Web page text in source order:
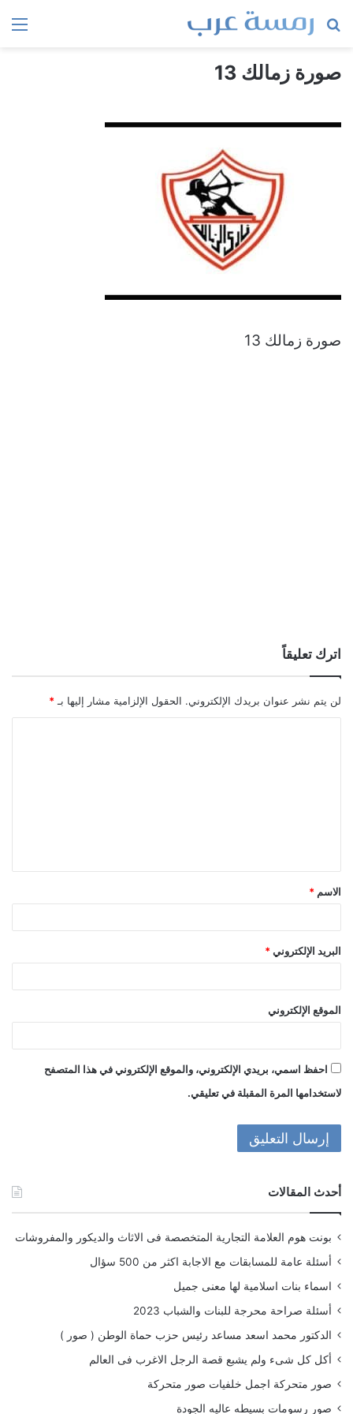
بحث
صورة زمالك 13
صورة زمالك 13
اترك تعليقاً
لن يتم نشر عنوان بريدك الإلكتروني. الحقول الإلزامية مشار إليها بـ *
ق
*
الاسم *
البريد الإلكتروني *
الموقع الإلكتروني
احفظ اسمي، بريدي الإلكتروني، والموقع الإلكتروني في هذا المتصفح
لاستخدامها المرة المقبلة في تعليقي.
أحدث المقالات
بونت هوم العلامة التجارية المتخصصة فى الاثاث والديكور والمفروشات
أسئلة عامة للمسابقات مع الاجابة اكثر من 500 سؤال
اسماء بنات اسلامية لها معنى جميل
أسئلة صراحة محرجة للبنات والشباب 2023
الدكتور محمد اسعد مساعد رئيس حزب حماة الوطن ( صور )
أكل كل شىء ولم يشبع قصة الرجل الاغرب فى العالم
صور متحركة اجمل خلفيات صور متحركة
صور رسومات بسيطه عاليه الجودة